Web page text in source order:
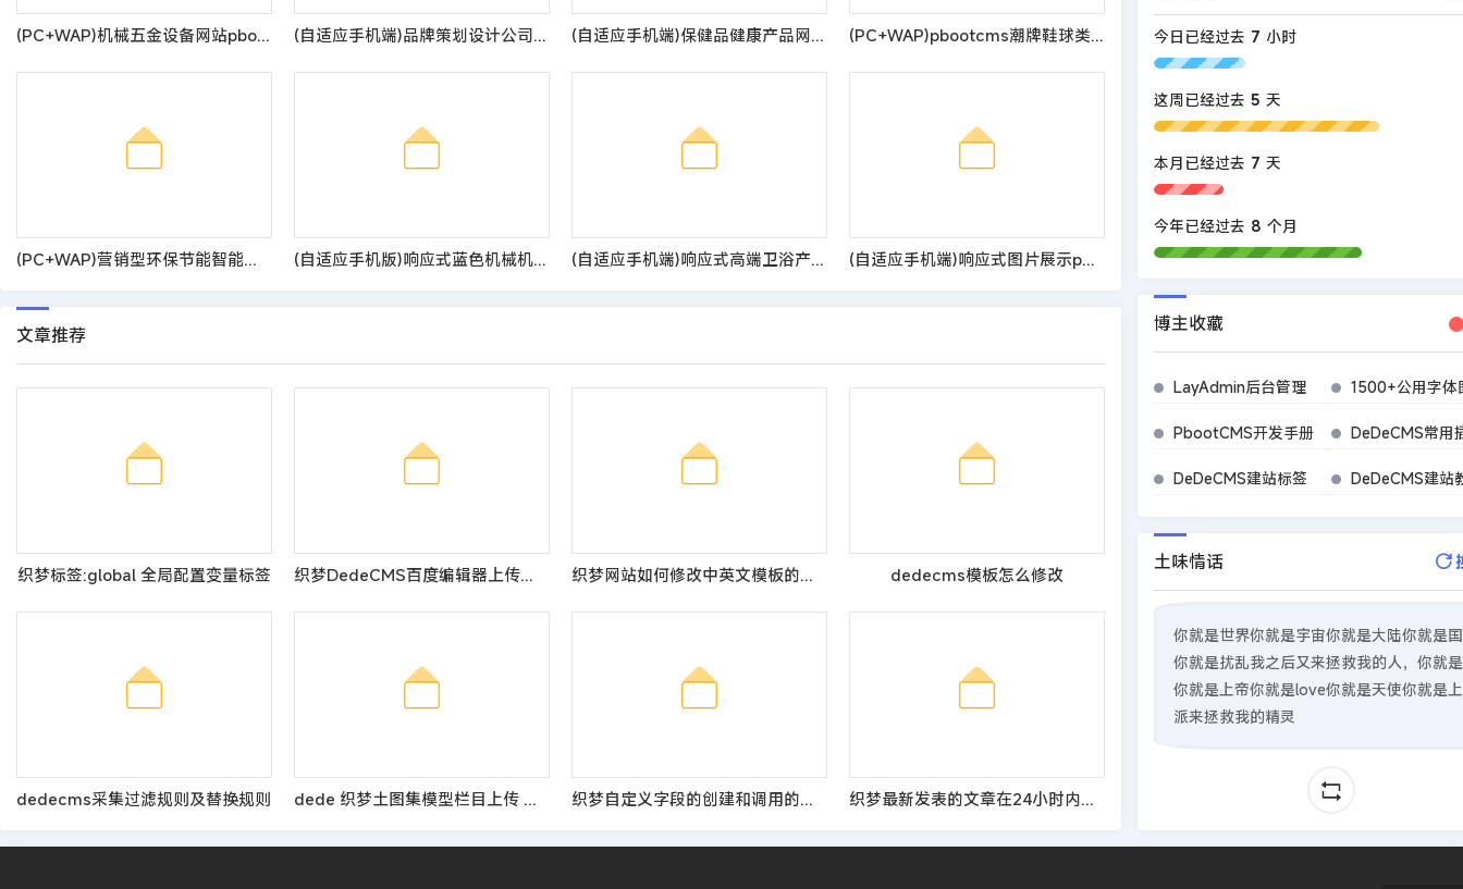
(PC+WAP)机械五金设备网站pbootcms模板 蓝色工业机械设备网站源码 (自适应手机端)品牌策划设计公司pbootcms网站模板 网络设计公司网站源码 (自适应手机端)保健品健康产品网站模板 (PC+WAP)pbootcms潮牌鞋球类新闻资讯网站模板 新闻资讯门户网站源码
(PC+WAP)营销型环保节能智能空气净化器网站pbootcms模板 绿色节能环保企业网站源码 (自适应手机版)响应式蓝色机械机电设备安装类pbootcms模板 html5机电安装工程网站模板 (自适应手机端)响应式高端卫浴产品网站模板 (自适应手机端)响应式图片展示pbootcms网站模板
文章推荐
织梦标签:global 全局配置变量标签 织梦DedeCMS百度编辑器上传图片无水印的解决办法 织梦网站如何修改中英文模板的当前位置 dedecms模板怎么修改
dedecms采集过滤规则及替换规则 dede 织梦土图集模型栏目上传 图片出现 302 错误 织梦自定义字段的创建和调用的方法 织梦最新发表的文章在24小时内标题显示红色
今日已经过去 7 小时
这周已经过去 5 天
本月已经过去 7 天
今年已经过去 8 个月
博主收藏
LayAdmin后台管理 1500+公用字体
PbootCMS开发手册 DeDeCMS常用
DeDeCMS建站标签 DeDeCMS建站
土味情话
你就是世界你就是宇宙你就是大陆你就是
你就是扰乱我之后又来拯救我的人，你就
你就是上帝你就是love你就是天使你就是
派来拯救我的精灵